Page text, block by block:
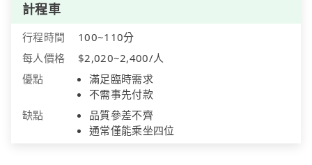
計程車
行程時間
100~110分
每人價格
$2,020~2,400/人
優點
滿足臨時需求
不需事先付款
缺點
品質參差不齊
通常僅能乘坐四位